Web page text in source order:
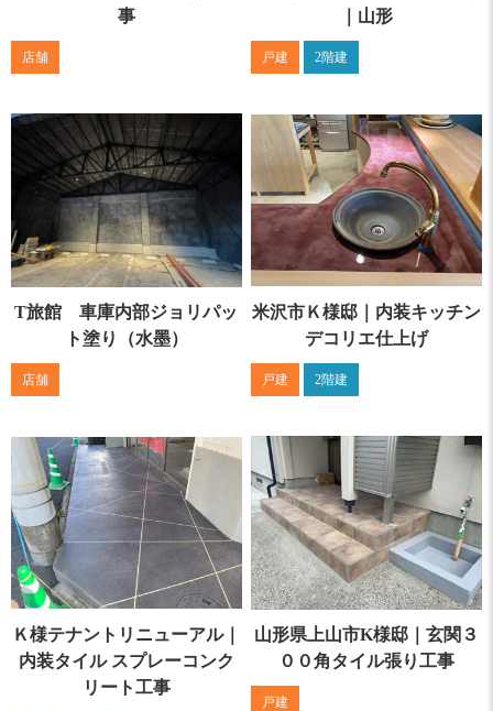
事
店舗
｜山形
戸建 2階建
T旅館 車庫内部ジョリパッ
ト塗り（水墨）
店舗
米沢市Ｋ様邸｜内装キッチン
デコリエ仕上げ
戸建 2階建
Ｋ様テナントリニューアル｜
内装タイル スプレーコンク
リート工事
山形県上山市K様邸｜玄関３
００角タイル張り工事
戸建